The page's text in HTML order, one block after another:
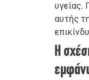
υγείας.
αυτής
Η